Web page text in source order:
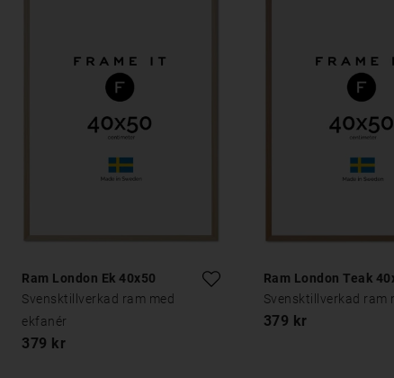
Ram London Ek 40x50
Svensktillverkad ram med
ekfanér
379 kr
Ram London Teak
Svensktillverkad ram
379 kr